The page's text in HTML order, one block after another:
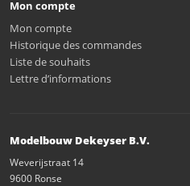
Mon compte
Mon compte
Historique des commandes
Liste de souhaits
Lettre d’informations
Modelbouw Dekeyser B.V.
Weverijstraat 14
9600 Ronse